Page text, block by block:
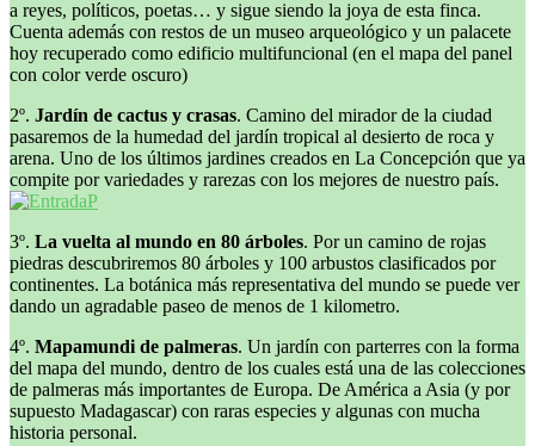
a reyes, políticos, poetas… y sigue siendo la joya de esta finca.
Cuenta además con restos de un museo arqueológico y un palacete
hoy recuperado como edificio multifuncional (en el mapa del panel
con color verde oscuro)
2º. Jardín de cactus y crasas. Camino del mirador de la ciudad
pasaremos de la humedad del jardín tropical al desierto de roca y
arena. Uno de los últimos jardines creados en La Concepción que ya
compite por variedades y rarezas con los mejores de nuestro país.
3º. La vuelta al mundo en 80 árboles. Por un camino de rojas
piedras descubriremos 80 árboles y 100 arbustos clasificados por
continentes. La botánica más representativa del mundo se puede ver
dando un agradable paseo de menos de 1 kilometro.
4º. Mapamundi de palmeras. Un jardín con parterres con la forma
del mapa del mundo, dentro de los cuales está una de las colecciones
de palmeras más importantes de Europa. De América a Asia (y por
supuesto Madagascar) con raras especies y algunas con mucha
historia personal.